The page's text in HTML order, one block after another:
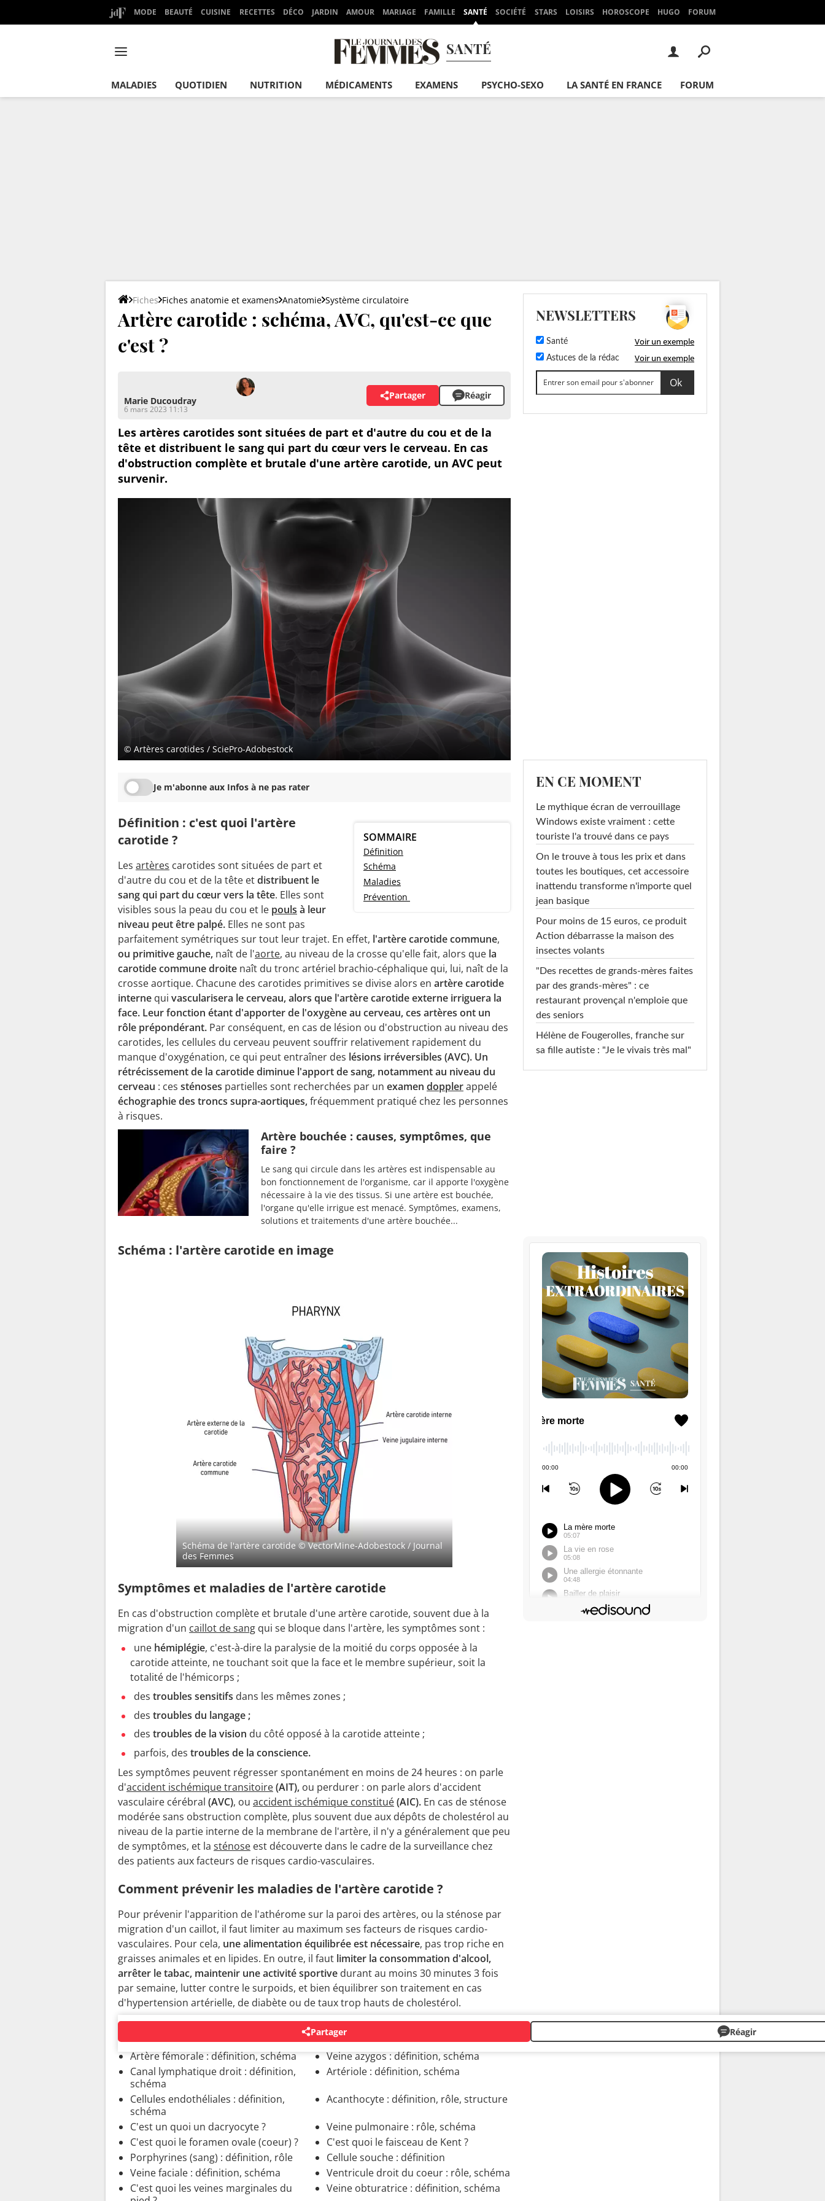
MODE BEAUTÉ CUISINE RECETTES DÉCO JARDIN AMOUR MARIAGE FAMILLE SANTÉ SOCIÉTÉ STARS LOISIRS HOROSCOPE HUGO FORUM
SANTÉ
MALADIES QUOTIDIEN NUTRITION MÉDICAMENTS EXAMENS PSYCHO-SEXO LA SANTÉ EN FRANCE FORUM
Fiches Fiches anatomie et examens Anatomie Système circulatoire
Artère carotide : schéma, AVC, qu'est-ce que
c'est ?
Marie Ducoudray
6 mars 2023 11:13
Partager Réagir
Les artères carotides sont situées de part et d'autre du cou et de la
tête et distribuent le sang qui part du cœur vers le cerveau. En cas
d'obstruction complète et brutale d'une artère carotide, un AVC peut
survenir.
© Artères carotides / SciePro-Adobestock
Je m'abonne aux Infos à ne pas rater
SOMMAIRE
Définition
Schéma
Maladies
Prévention
Définition : c'est quoi l'artère
carotide ?
Les artères carotides sont situées de part et
d'autre du cou et de la tête etdistribuent le
sang qui part du cœur vers la tête. Elles sont
visibles sous la peau du cou et le pouls à leur
niveau peut être palpé. Elles ne sont pas
parfaitement symétriques sur tout leur trajet. En effet, l'artère carotide commune,
ou primitive gauche, naît de l'aorte, au niveau de la crosse qu'elle fait, alors que la
carotide commune droite naît du tronc artériel brachio-céphalique qui, lui, naît de la
crosse aortique. Chacune des carotides primitives se divise alors en artère carotide
interne qui vascularisera le cerveau, alors que l'artère carotide externe irriguera la
face. Leur fonction étant d'apporter de l'oxygène au cerveau, ces artères ont un
rôle prépondérant. Par conséquent, en cas de lésion ou d'obstruction au niveau des
carotides, les cellules du cerveau peuvent souffrir relativement rapidement du
manque d'oxygénation, ce qui peut entraîner des lésions irréversibles (AVC). Un
rétrécissement de la carotide diminue l'apport de sang, notamment au niveau du
cerveau : ces sténoses partielles sont recherchées par un examen dopplerappelé
échographie des troncs supra-aortiques,fréquemment pratiqué chez les personnes
à risques.
Artère bouchée : causes, symptômes, que
faire ?
Le sang qui circule dans les artères est indispensable au
bon fonctionnement de l'organisme, car il apporte l'oxygène
nécessaire à la vie des tissus. Si une artère est bouchée,
l'organe qu'elle irrigue est menacé. Symptômes, examens,
solutions et traitements d'une artère bouchée...
Schéma : l'artère carotide en image
Schéma de l'artère carotide© VectorMine-Adobestock / Journal
des Femmes
Symptômes et maladies de l'artère carotide
En cas d'obstruction complète et brutale d'une artère carotide, souvent due à la
migration d'un caillot de sang qui se bloque dans l'artère, les symptômes sont :
une hémiplégie, c'est-à-dire la paralysie de la moitié du corps opposée à la
carotide atteinte, ne touchant soit que la face et le membre supérieur, soit la
totalité de l'hémicorps ;
des troubles sensitifs dans les mêmes zones ;
des troubles du langage ;
des troubles de la vision du côté opposé à la carotide atteinte ;
parfois, des troubles de la conscience.
Les symptômes peuvent régresser spontanément en moins de 24 heures : on parle
d'accident ischémique transitoire(AIT), ou perdurer : on parle alors d'accident
vasculaire cérébral (AVC), ou accident ischémique constitué(AIC). En cas de sténose
modérée sans obstruction complète, plus souvent due aux dépôts de cholestérol au
niveau de la partie interne de la membrane de l'artère, il n'y a généralement que peu
de symptômes, et la sténose est découverte dans le cadre de la surveillance chez
des patients aux facteurs de risques cardio-vasculaires.
Comment prévenir les maladies de l'artère carotide ?
Pour prévenir l'apparition de l'athérome sur la paroi des artères, ou la sténose par
migration d'un caillot, il faut limiter au maximum ses facteurs de risques cardio-
vasculaires. Pour cela, une alimentation équilibrée est nécessaire, pas trop riche en
graisses animales et en lipides. En outre, il faut limiter la consommation d'alcool,
arrêter le tabac, maintenir une activité sportive durant au moins 30 minutes 3 fois
par semaine, lutter contre le surpoids, et bien équilibrer son traitement en cas
d'hypertension artérielle, de diabète ou de taux trop hauts de cholestérol.
Partager Réagir
SYSTÈME CIRCULATOIRE
Artère fémorale : définition, schéma
Veine azygos : définition, schéma
Canal lymphatique droit : définition,
schéma
Artériole : définition, schéma
Cellules endothéliales : définition,
schéma
Acanthocyte : définition, rôle, structure
C'est un quoi un dacryocyte ?
Veine pulmonaire : rôle, schéma
C'est quoi le foramen ovale (coeur) ?
C'est quoi le faisceau de Kent ?
Porphyrines (sang) : définition, rôle
Cellule souche : définition
Veine faciale : définition, schéma
Ventricule droit du coeur : rôle, schéma
C'est quoi les veines marginales du
Veine obturatrice : définition, schéma
NEWSLETTERS
Santé Voir un exemple
Astuces de la rédac Voir un exemple
EN CE MOMENT
Le mythique écran de verrouillage
Windows existe vraiment : cette
touriste l'a trouvé dans ce pays
On le trouve à tous les prix et dans
toutes les boutiques, cet accessoire
inattendu transforme n'importe quel
jean basique
Pour moins de 15 euros, ce produit
Action débarrasse la maison des
insectes volants
"Des recettes de grands-mères faites
par des grands-mères" : ce
restaurant provençal n'emploie que
des seniors
Hélène de Fougerolles, franche sur
sa fille autiste : "Je le vivais très mal"